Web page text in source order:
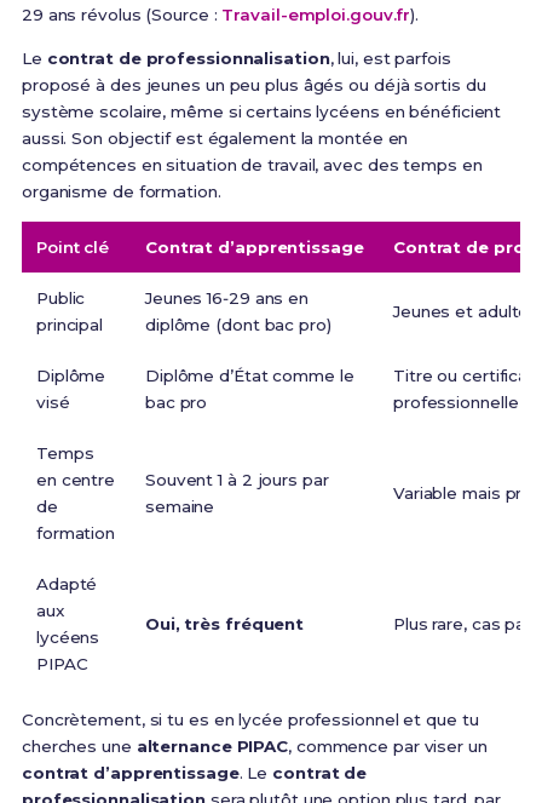
29 ans révolus (Source : Travail-emploi.gouv.fr).
Le contrat de professionnalisation, lui, est parfois
proposé à des jeunes un peu plus âgés ou déjà sortis du
système scolaire, même si certains lycéens en bénéficient
aussi. Son objectif est également la montée en
compétences en situation de travail, avec des temps en
organisme de formation.
Point clé Contrat d’apprentissage Contrat de
Public
principal
Jeunes 16‑29 ans en
diplôme (dont bac pro)
Jeunes et
Diplôme
visé
Diplôme d’État comme le
bac pro
Titre ou
professionnelle
Temps
en centre
de
formation
Souvent 1 à 2 jours par
semaine
Variable mais
Adapté
aux
lycéens
PIPAC
Oui, très fréquent Plus rare, cas
Concrètement, si tu es en lycée professionnel et que tu
cherches une alternance PIPAC, commence par viser un
contrat d’apprentissage. Le contrat de